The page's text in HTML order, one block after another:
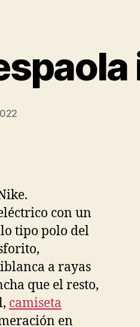
con un
tipo polo del
a rayas
que el resto,
camiseta
en